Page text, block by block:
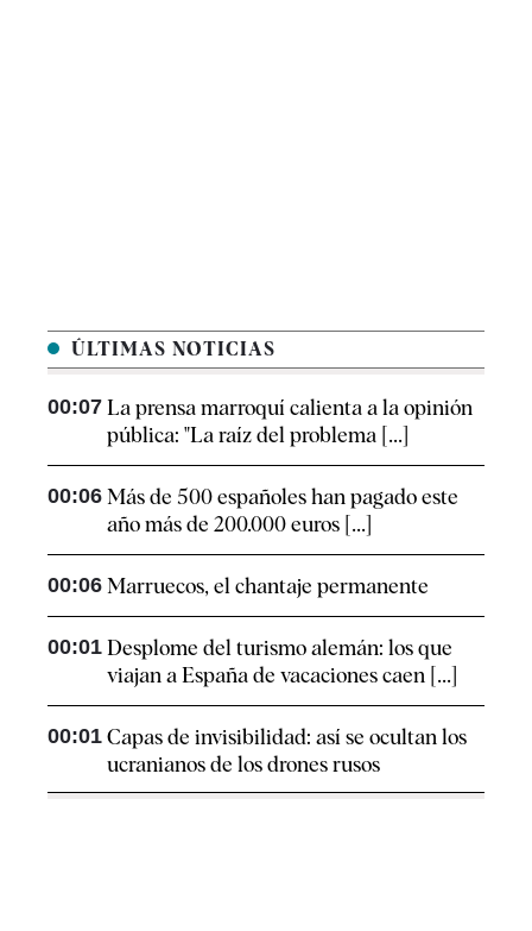
ÚLTIMAS NOTICIAS
00:07 La prensa marroquí calienta a la opinión
pública: "La raíz del problema [...]
00:06 Más de 500 españoles han pagado este
año más de 200.000 euros [...]
00:06 Marruecos, el chantaje permanente
00:01 Desplome del turismo alemán: los que
viajan a España de vacaciones caen [...]
00:01 Capas de invisibilidad: así se ocultan los
ucranianos de los drones rusos